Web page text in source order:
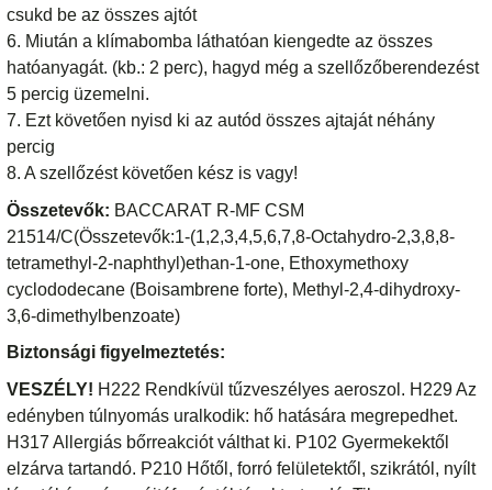
csukd be az összes ajtót
6. Miután a klímabomba láthatóan kiengedte az összes
hatóanyagát. (kb.: 2 perc), hagyd még a szellőzőberendezést
5 percig üzemelni.
7. Ezt követően nyisd ki az autód összes ajtaját néhány
percig
8. A szellőzést követően kész is vagy!
Összetevők: BACCARAT R-MF CSM
21514/C(Összetevők:1-(1,2,3,4,5,6,7,8-Octahydro-2,3,8,8-
tetramethyl-2-naphthyl)ethan-1-one, Ethoxymethoxy
cyclododecane (Boisambrene forte), Methyl-2,4-dihydroxy-
3,6-dimethylbenzoate)
Biztonsági figyelmeztetés:
VESZÉLY! H222 Rendkívül tűzveszélyes aeroszol. H229 Az
edényben túlnyomás uralkodik: hő hatására megrepedhet.
H317 Allergiás bőrreakciót válthat ki. P102 Gyermekektől
elzárva tartandó. P210 Hőtől, forró felületektől, szikrától, nyílt